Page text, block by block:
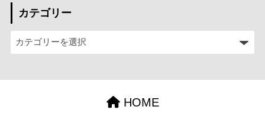
カテゴリー
HOME